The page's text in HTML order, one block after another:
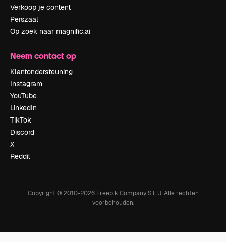
Verkoop je content
Perszaal
Op zoek naar magnific.ai
Neem contact op
Klantondersteuning
Instagram
YouTube
LinkedIn
TikTok
Discord
X
Reddit
Copyright © 2010-2026Freepik Company S.L.U. Alle rechten
voorbehouden.